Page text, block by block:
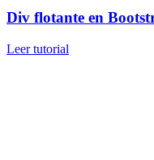
Div flotante en
Leer tutorial